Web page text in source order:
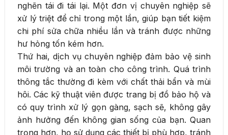
nghẽn tái đi tái lại. Một đơn vị chuyên nghiệp sẽ
xử lý triệt để chỉ trong một lần, giúp bạn tiết kiệm
chi phí sửa chữa nhiều lần và tránh được những
hư hỏng tốn kém hơn.
Thứ hai, dịch vụ chuyên nghiệp đảm bảo vệ sinh
môi trường và an toàn cho công trình. Quá trình
thông tắc thường đi kèm với chất thải bẩn và mùi
hôi. Các kỹ thuật viên được trang bị đồ bảo hộ và
có quy trình xử lý gọn gàng, sạch sẽ, không gây
ảnh hưởng đến không gian sống của bạn. Quan
trọng hơn, họ sử dụng các thiết bị phù hợp, tránh